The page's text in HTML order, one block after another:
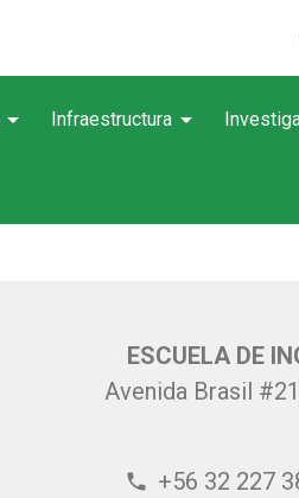
arrow_drop_down Infraestructura arrow_drop_down
ESCUELA DE
Avenida Brasil
phone +56 32 227